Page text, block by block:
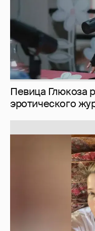
Юлия Высоцкая